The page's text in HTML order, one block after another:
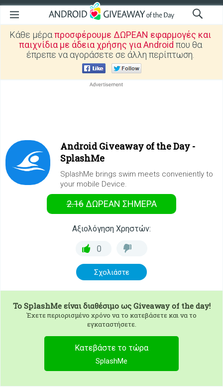
Κάθε μέραπροσφέρουμε ΔΩΡΕΑΝ εφαρμογές και
παιχνίδια με άδεια χρήσης για Android που θα
έπρεπε να αγοράσετε σε άλλη περίπτωση.
Android Giveaway of the Day -
SplashMe
SplashMe brings swim meets conveniently to
your mobile Device.
2.16 ΔΩΡΕΑΝ ΣΉΜΕΡΑ
Αξιολόγηση Χρηστών:
0
Σχολιάστε
To SplashMeείναι διαθέσιμο ως Giveaway of the day!
Έχετε περιορισμένο χρόνο να το κατεβάσετε και να το
εγκαταστήσετε.
Κατεβάστε το τώρα
SplashMe